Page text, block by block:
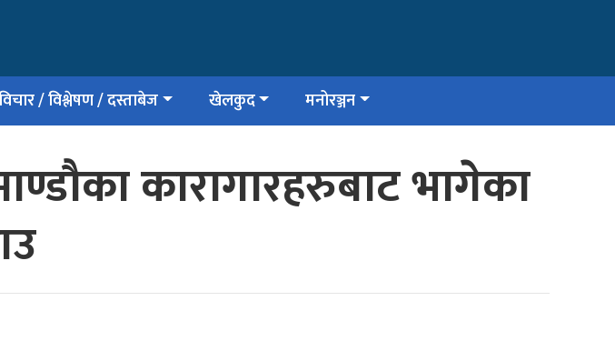
/ विश्लेषण / दस्ताबेज खेलकुद मनोरञ्जन
कारागारहरुबाट भागेका